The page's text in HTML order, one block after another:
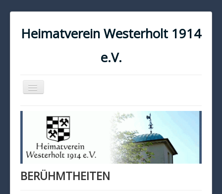
Heimatverein Westerholt 1914
e.V.
Navigation
an/aus
KONTAKT
IMPRESSUM
DATENSCHUTZ
BERÜHMTHEITEN